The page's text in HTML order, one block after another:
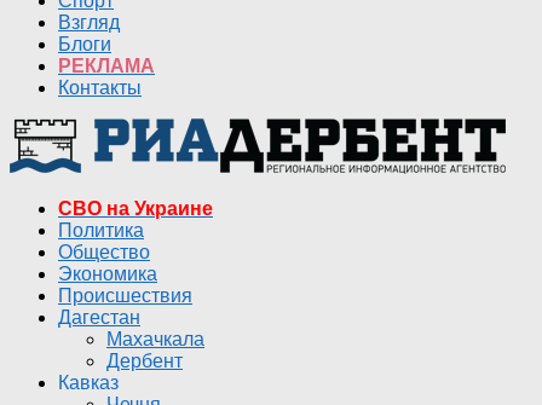
Взгляд
Блоги
РЕКЛАМА
Контакты
СВО на Украине
Политика
Общество
Экономика
Происшествия
Дагестан
Махачкала
Дербент
Кавказ